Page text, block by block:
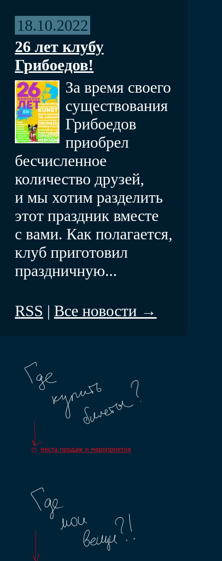
18.10.2022
26 лет клубу
Грибоедов!
За время своего
существования
Грибоедов
приобрел
бесчисленное
количество друзей,
и мы хотим разделить
этот праздник вместе
с вами. Как полагается,
клуб приготовил
праздничную...
RSS | Все новости →